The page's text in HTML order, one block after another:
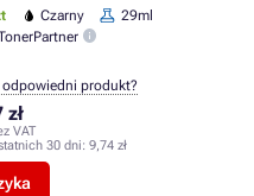
Czarny
29ml
zł
VAT
30 dni: 9,74 zł
produkt?